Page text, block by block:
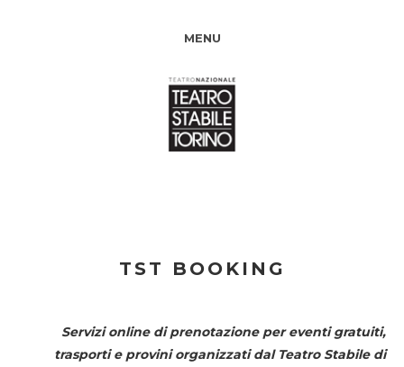
MENU
TST BOOKING
Servizi online di prenotazione per eventi gratuiti,
trasporti e provini organizzati dal Teatro Stabile di